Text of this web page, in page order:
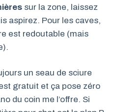
sur la zone, laissez
aspirez. Pour les caves,
est redoutable (mais
un seau de sciure
gratuit et ça pose zéro
du coin me l’offre. Si